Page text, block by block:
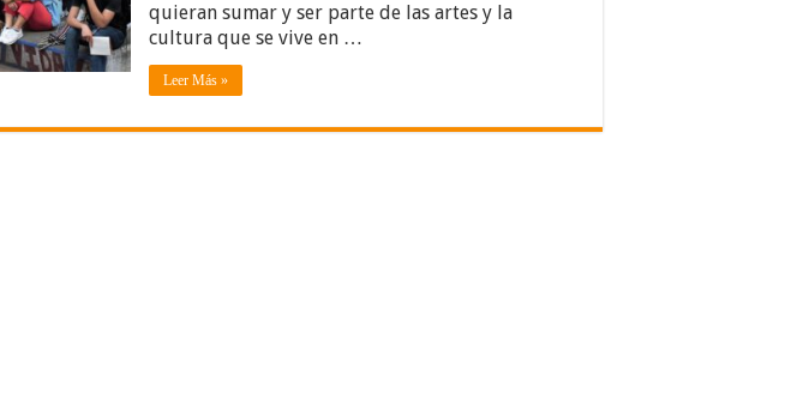
quieran sumar y ser parte de las artes y la
cultura que se vive en …
Leer Más »